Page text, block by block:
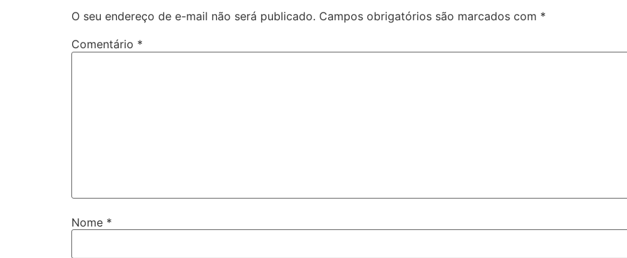
O seu endereço de e-mail não será publicado. Campos obrigatórios são marcados com *
Comentário *
Nome *